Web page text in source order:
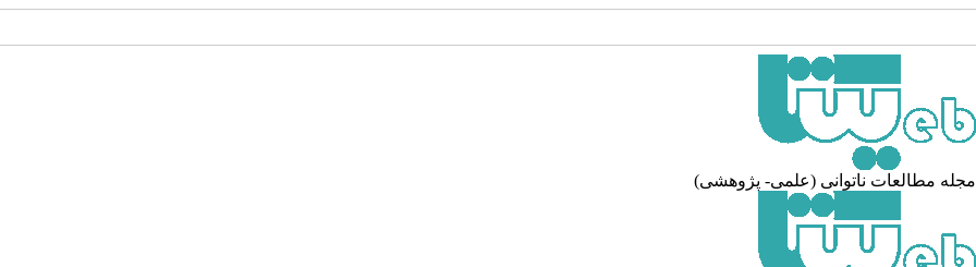
مجله مطالعات ناتوانی (علمی- پژوهشی)